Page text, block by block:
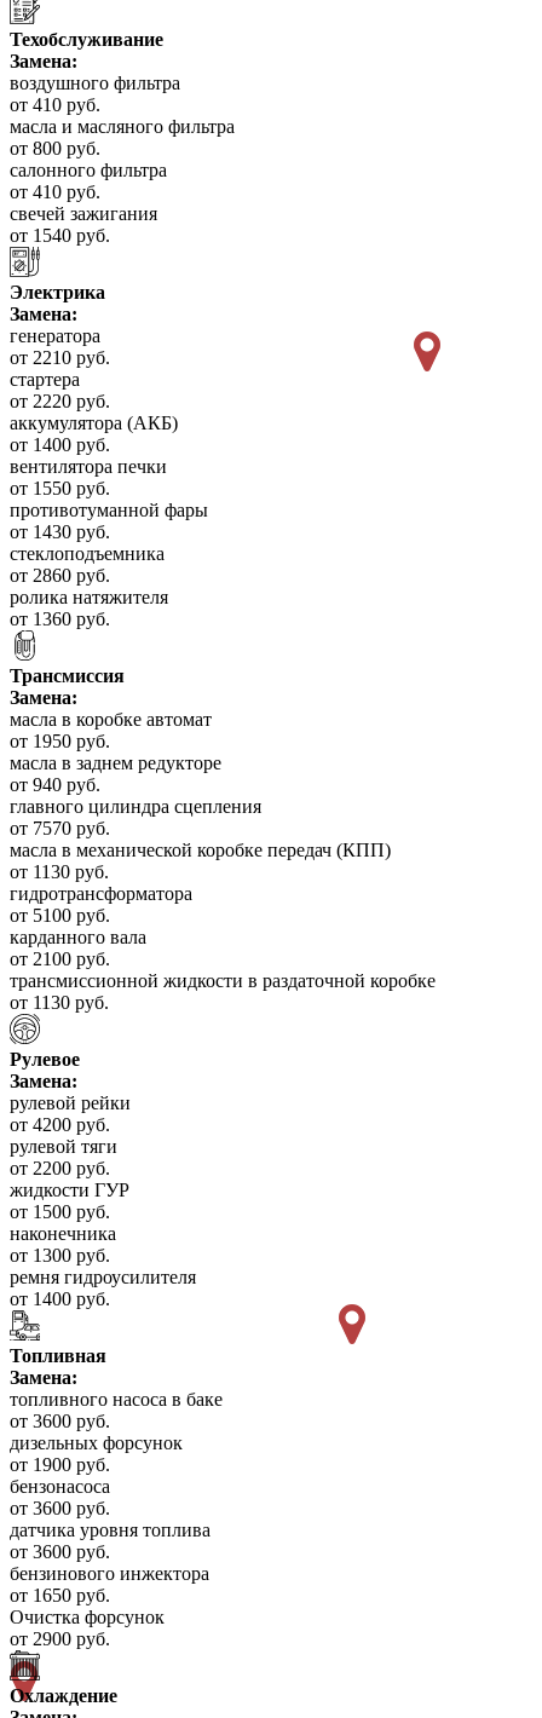
Техобслуживание
Замена:
воздушного фильтра
от 410 руб.
масла и масляного фильтра
от 800 руб.
салонного фильтра
от 410 руб.
свечей зажигания
от 1540 руб.
Электрика
Замена:
генератора
от 2210 руб.
стартера
от 2220 руб.
аккумулятора (АКБ)
от 1400 руб.
вентилятора печки
от 1550 руб.
противотуманной фары
от 1430 руб.
стеклоподъемника
от 2860 руб.
ролика натяжителя
от 1360 руб.
Трансмиссия
Замена:
масла в коробке автомат
от 1950 руб.
масла в заднем редукторе
от 940 руб.
главного цилиндра сцепления
от 7570 руб.
масла в механической коробке передач (КПП)
от 1130 руб.
гидротрансформатора
от 5100 руб.
карданного вала
от 2100 руб.
трансмиссионной жидкости в раздаточной коробке
от 1130 руб.
Рулевое
Замена:
рулевой рейки
от 4200 руб.
рулевой тяги
от 2200 руб.
жидкости ГУР
от 1500 руб.
наконечника
от 1300 руб.
ремня гидроусилителя
от 1400 руб.
Топливная
Замена:
топливного насоса в баке
от 3600 руб.
дизельных форсунок
от 1900 руб.
бензонасоса
от 3600 руб.
датчика уровня топлива
от 3600 руб.
бензинового инжектора
от 1650 руб.
Очистка форсунок
от 2900 руб.
Охлаждение